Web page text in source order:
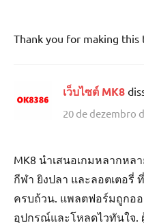
Thank you for making
เว็บไซต์ MK8
20 de dezembro
MK8 นำเสนอเกมหลากหล
กีฬา ยิงปลา และลอตเตอรี่
ครบถ้วน. แพลตฟอร์มถูกอ
อุปกรณ์และโหลดไวทันใจ.